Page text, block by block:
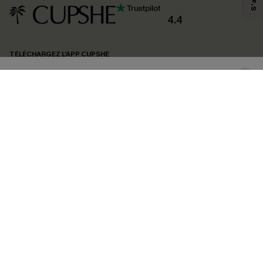
4.4
TÉLÉCHARGEZ L’APP CUPSHE
produits susceptibles de vous intéresser, conformément à notre
Politique de
confidentialité
. Vous pouvez vous désabonner à tout moment.